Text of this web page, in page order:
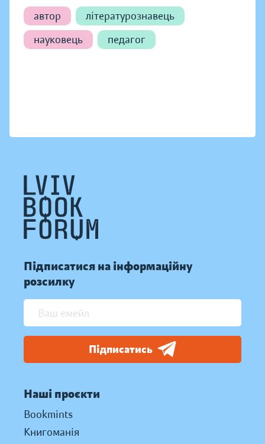
автор
літературознавець
науковець
педагог
Підписатися на інформаційну
розсилку
Підписатись
Наші проєкти
Bookmints
Книгоманія